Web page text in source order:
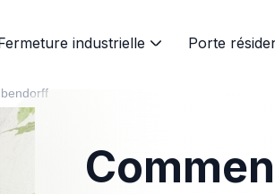
industrielle Porte